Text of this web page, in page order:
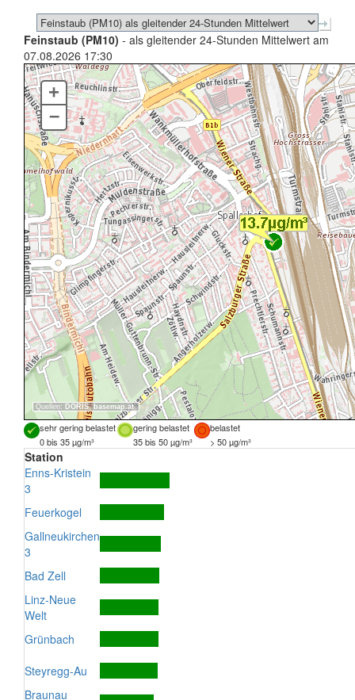
Feinstaub (PM10) - als gleitender 24-Stunden Mittelwert am
07.08.2026 17:30
Quellen: DORIS, basemap.at
+
–
sehr gering belastet gering belastet
belastet
0 bis 35 µg/m³
35 bis 50 µg/m³ > 50 µg/m³
Station
Enns-Kristein
3
Feuerkogel
Gallneukirchen
3
Bad Zell
Linz-Neue
Welt
Grünbach
Steyregg-Au
Braunau